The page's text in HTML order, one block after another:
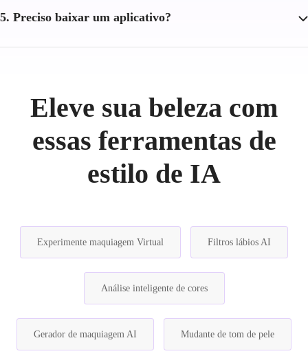
5. Preciso baixar um aplicativo?
Eleve sua beleza com
essas ferramentas de
estilo de IA
Experimente maquiagem Virtual Filtros lábios AI
Análise inteligente de cores
Gerador de maquiagem AI Mudante de tom de pele